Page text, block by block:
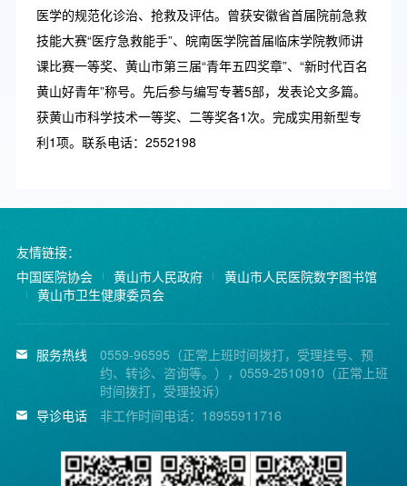
医学的规范化诊治、抢救及评估。曾获安徽省首届院前急救
技能大赛“医疗急救能手”、皖南医学院首届临床学院教师讲
课比赛一等奖、黄山市第三届“青年五四奖章”、“新时代百名
黄山好青年”称号。先后参与编写专著5部，发表论文多篇。
获黄山市科学技术一等奖、二等奖各1次。完成实用新型专
利1项。联系电话：2552198
友情链接：
中国医院协会
黄山市人民政府
黄山市人民医院数字图书馆
黄山市卫生健康委员会
服务热线
0559-96595（正常上班时间拨打，受理挂号、预
约、转诊、咨询等。），0559-2510910（正常上班
时间拨打，受理投诉）
导诊电话
非工作时间电话：18955911716